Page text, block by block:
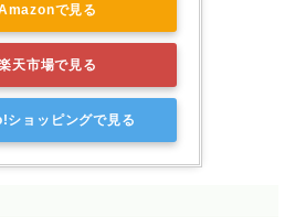
で見る
天市場で見る
ショッピングで見る